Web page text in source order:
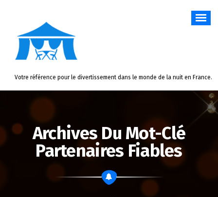
Votre référence pour le divertissement dans le monde de la nuit en France.
Archives Du Mot-Clé
Partenaires Fiables